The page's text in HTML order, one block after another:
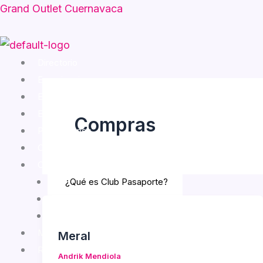
Skip
content
Grand Outlet Cuernavaca
Menu
Promociones
¿Qué es Club Pasaporte?
Mapa interactivo
Compras
Meral
Andrik Mendiola